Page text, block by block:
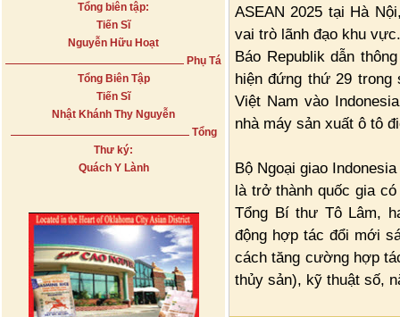
Tổng biên tập:
Tiến Sĩ
Nguyễn Hữu Hoạt
Phụ Tá
Tổng Biên Tập
Tiến Sĩ
Nhật Khánh Thy Nguyễn
Tổng
Thư ký:
Quách Y Lành
ASEAN 2025 tại Hà
vai trò lãnh đạo khu vực.
Báo Republik dẫn
hiện đứng thứ 29
Việt Nam vào
nhà máy sản xuất ô tô
Bộ Ngoại giao
là trở thành quốc gia
Tổng Bí thư Tô Lâm,
động hợp tác đổi mới
cách tăng cường hợp
thủy sản), kỹ thuật số,